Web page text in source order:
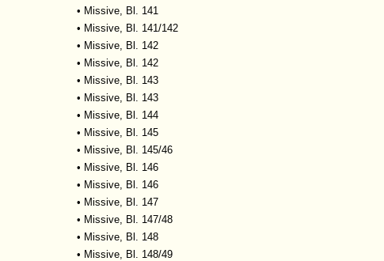
• Missive, Bl. 141
• Missive, Bl. 141/142
• Missive, Bl. 142
• Missive, Bl. 142
• Missive, Bl. 143
• Missive, Bl. 143
• Missive, Bl. 144
• Missive, Bl. 145
• Missive, Bl. 145/46
• Missive, Bl. 146
• Missive, Bl. 146
• Missive, Bl. 147
• Missive, Bl. 147/48
• Missive, Bl. 148
• Missive, Bl. 148/49